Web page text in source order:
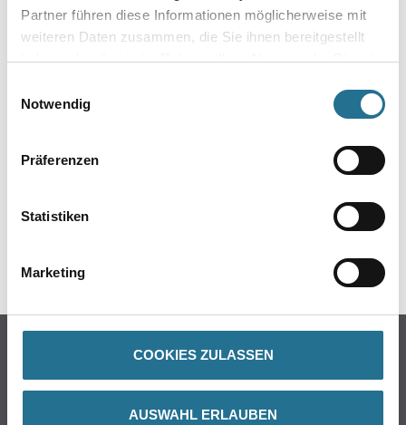
Partner führen diese Informationen möglicherweise mit
weiteren Daten zusammen, die Sie ihnen bereitgestellt
haben oder die sie im Rahmen Ihrer Nutzung der Dienste
Notwendig
Präferenzen
Statistiken
Marketing
COOKIES ZULASSEN
AUSWAHL ERLAUBEN
Bitte einloggen, um Preise zu
Bitte einloggen, um Preise zu
Farbe